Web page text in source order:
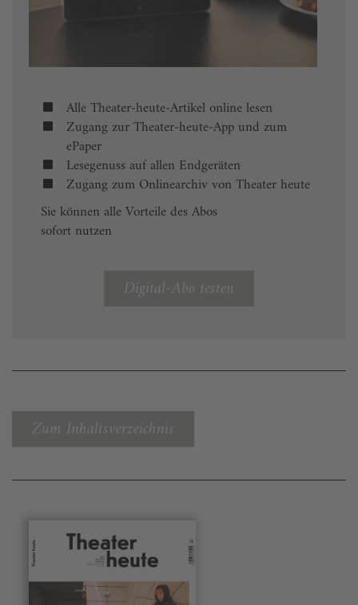
Alle Theater-heute-Artikel online lesen
Zugang zur Theater-heute-App und zum
ePaper
Lesegenuss auf allen Endgeräten
Zugang zum Onlinearchiv von Theater heute
Sie können alle Vorteile des Abos
sofort nutzen
Digital-Abo testen
Zum Inhaltsverzeichnis